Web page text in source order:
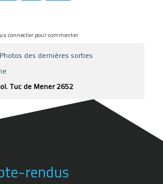
connecter pour commenter
Photos des dernières sorties
Tuc de Mener 2652
rendus